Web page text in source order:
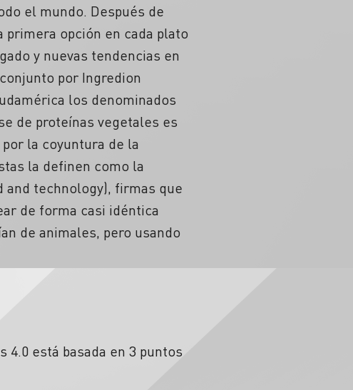
el mundo. Después de
opción en cada plato
y nuevas tendencias en
por Ingredion
los denominados
de proteínas vegetales es
la coyuntura de la
la definen como la
technology), firmas que
de forma casi idéntica
de animales, pero usando
está basada en 3 puntos